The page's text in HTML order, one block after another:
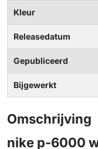
Kleur
Releasedatum
Gepubliceerd
Bijgewerkt
Omschrijving
nike p-6000